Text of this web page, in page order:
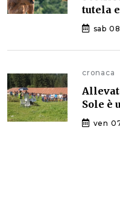
tutela
sab
cronaca
Sole è
ven